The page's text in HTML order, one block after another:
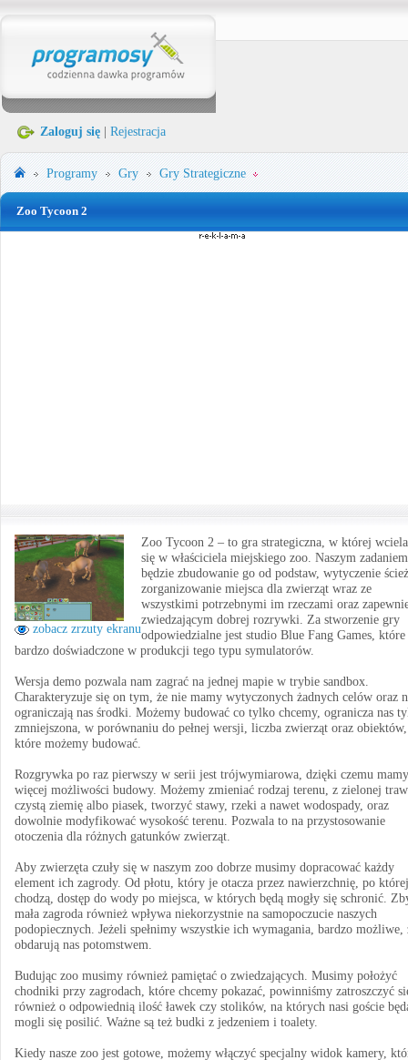
Zaloguj się Rejestracja
Programy Gry Gry Strategiczne
Zoo Tycoon 2
zobacz zrzuty ekranu
Zoo Tycoon 2 – to gra strategiczna, w której
się w właściciela miejskiego zoo. Naszym zadaniem
będzie zbudowanie go od podstaw, wytyczenie
zorganizowanie miejsca dla zwierząt wraz ze
wszystkimi potrzebnymi im rzeczami oraz
zwiedzającym dobrej rozrywki. Za stworzenie gry
odpowiedzialne jest studio Blue Fang Games, które
bardzo doświadczone w produkcji tego typu symulatorów.
Wersja demo pozwala nam zagrać na jednej mapie w trybie sandbox.
Charakteryzuje się on tym, że nie mamy wytyczonych żadnych celów oraz
ograniczają nas środki. Możemy budować co tylko chcemy, ogranicza nas
zmniejszona, w porównaniu do pełnej wersji, liczba zwierząt oraz obiektów,
które możemy budować.
Rozgrywka po raz pierwszy w serii jest trójwymiarowa, dzięki czemu mamy
więcej możliwości budowy. Możemy zmieniać rodzaj terenu, z zielonej
czystą ziemię albo piasek, tworzyć stawy, rzeki a nawet wodospady, oraz
dowolnie modyfikować wysokość terenu. Pozwala to na przystosowanie
otoczenia dla różnych gatunków zwierząt.
Aby zwierzęta czuły się w naszym zoo dobrze musimy dopracować każdy
element ich zagrody. Od płotu, który je otacza przez nawierzchnię, po której
chodzą, dostęp do wody po miejsca, w których będą mogły się schronić.
mała zagroda również wpływa niekorzystnie na samopoczucie naszych
podopiecznych. Jeżeli spełnimy wszystkie ich wymagania, bardzo możliwe,
obdarują nas potomstwem.
Budując zoo musimy również pamiętać o zwiedzających. Musimy położyć
chodniki przy zagrodach, które chcemy pokazać, powinniśmy zatroszczyć
również o odpowiednią ilość ławek czy stolików, na których nasi goście
mogli się posilić. Ważne są też budki z jedzeniem i toalety.
Kiedy nasze zoo jest gotowe, możemy włączyć specjalny widok kamery,